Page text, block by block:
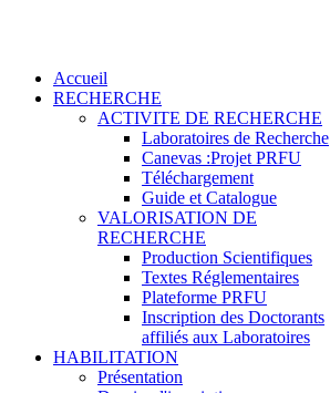
Accueil
RECHERCHE
ACTIVITE DE RECHERCHE
Laboratoires de Recherche
Canevas :Projet PRFU
Téléchargement
Guide et Catalogue
VALORISATION DE
RECHERCHE
Production Scientifiques
Textes Réglementaires
Plateforme PRFU
Inscription des Doctorants
affiliés aux Laboratoires
HABILITATION
Présentation